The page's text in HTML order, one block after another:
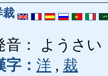
裁
音： ようさい
字： 洋 , 裁